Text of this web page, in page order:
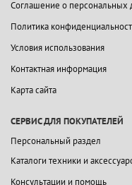
Соглашение о персональных
Политика
Условия использования
Контактная информация
Карта сайта
СЕРВИС ДЛЯ ПОКУПАТЕЛЕЙ
Персональный раздел
Каталоги техники и
Консультации и помощь